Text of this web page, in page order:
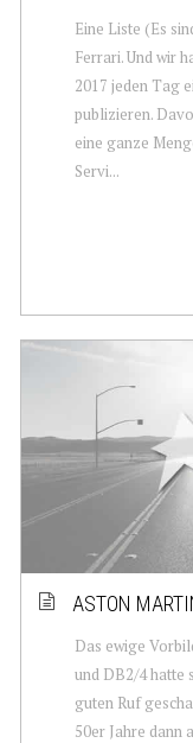
Eine Liste (Es
Ferrari. Und wir
2017 jeden Tag
publizieren.
eine ganze
Servi...
ASTON
Das ewige
und DB2/4 hatte
guten Ruf
50er Jahre dann